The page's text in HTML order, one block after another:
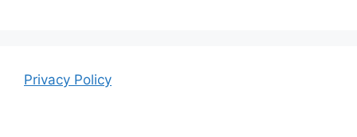
Privacy Policy